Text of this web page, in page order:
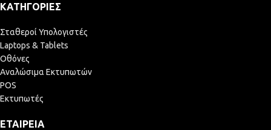
ΚΑΤΗΓΟΡΊΕΣ
Σταθεροί Υπολογιστές
Laptops & Tablets
Οθόνες
Αναλώσιμα Εκτυπωτών
POS
Εκτυπωτές
ΕΤΑΙΡΕΊΑ